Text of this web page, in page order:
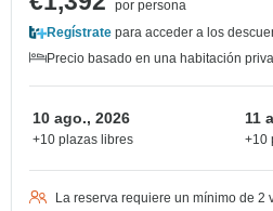
por persona
Regístrate para acceder a los
Precio basado en una habitación
10 ago., 2026
+10 plazas libres
11
+10
La reserva requiere un mínimo de 2